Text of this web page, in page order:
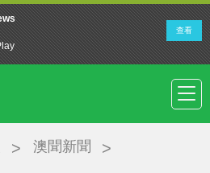
澳聞新聞